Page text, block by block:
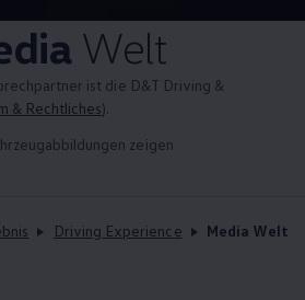
Welt
ist die D&T Driving &
& Rechtliches).
zeigen
Driving Experience Media Welt